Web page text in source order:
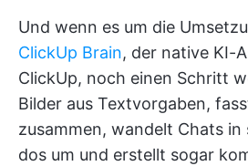
Und wenn es um die
ClickUp Brain, der native KI-
ClickUp, noch einen Schritt
Bilder aus Textvorgaben,
zusammen, wandelt Chats
dos um und erstellt sogar